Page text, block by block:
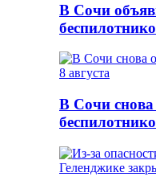
В Сочи
В Сочи снова